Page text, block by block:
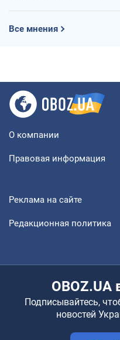
Все мнения
О компании
Правовая информация
Реклама на сайте
Редакционная политика
OBOZ.UA
Подписывайтесь,
новостей